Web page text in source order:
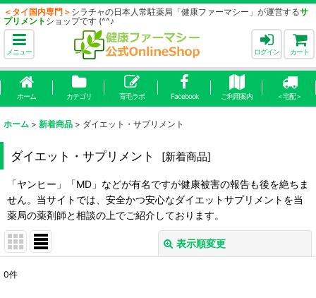
＜タイ国内専門＞ シラチャの日本人常駐薬局「健康ファーマシー」が運営するサ
プリメント ショップです (^^♪
メニュー ログイン カート
ホーム カテゴリ 育毛ラボ Facebook ご利用案内 ＜宅配＞
ホーム > 新着商品 > ダイエット・サプリメント
ダイエット・サプリメント [新着商品]
「ヤンヒー」「MD」などが有名ですが健康被害の報告も後を絶ちま
せん。当サイトでは、安全かつ安心なダイエットサプリメントを当
薬局の薬剤師と相談の上でご紹介しております。
表示順変更
0件